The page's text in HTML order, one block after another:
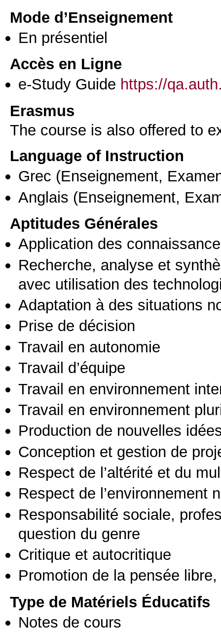
Mode d’Enseignement
En présentiel
Accès en Ligne
e-Study Guide https://
Erasmus
The course is also offered to
Language of Instruction
Grec (Enseignement,
Anglais (Enseignement,
Aptitudes Générales
Application des
Recherche, analyse et
avec utilisation des
Adaptation à des situations
Prise de décision
Travail en autonomie
Travail d’équipe
Travail en environnement
Travail en environnement
Production de nouvelles
Conception et gestion de
Respect de l’altérité et du
Respect de l’environnement
Responsabilité sociale,
question du genre
Critique et autocritique
Promotion de la pensée
Type de Matériels Éducatifs
Notes de cours